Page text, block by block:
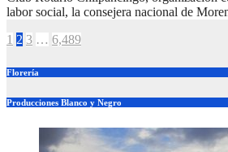
labor social, la consejera nacional de
Paginación
de
1 2 3 … 6,489
Florería
Producciones Blanco y Negro